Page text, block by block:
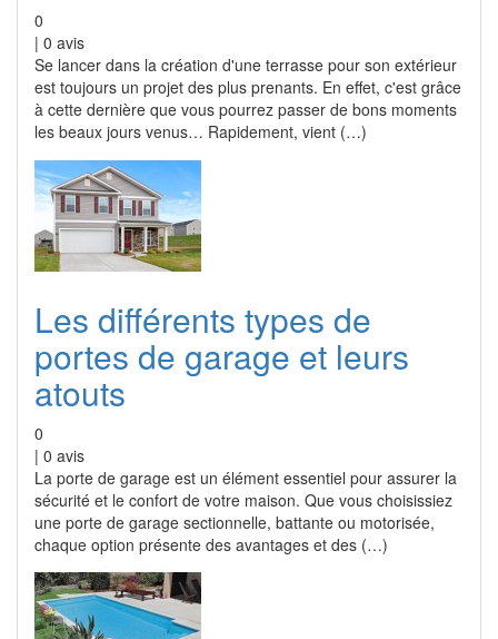
0
| 0 avis
Se lancer dans la création d'une terrasse pour son extérieur
est toujours un projet des plus prenants. En effet, c'est grâce
à cette dernière que vous pourrez passer de bons moments
les beaux jours venus… Rapidement, vient (…)
Les différents types de
portes de garage et leurs
atouts
0
| 0 avis
La porte de garage est un élément essentiel pour assurer la
sécurité et le confort de votre maison. Que vous choisissiez
une porte de garage sectionnelle, battante ou motorisée,
chaque option présente des avantages et des (…)